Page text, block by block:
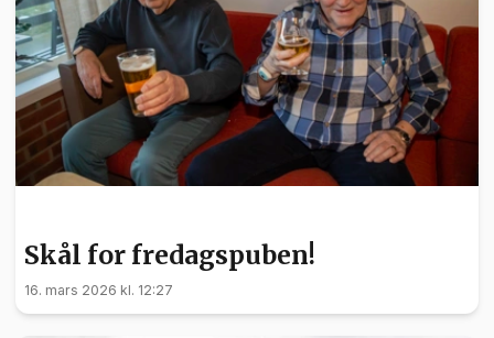
Skål for fredagspuben!
16. mars 2026 kl. 12:27